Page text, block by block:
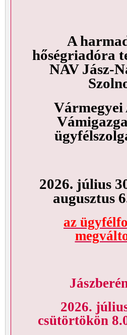
A
hőségriadóra
NAV Jász-
Vármegyei
2026. július
augusztus
az
2026.
csütörtökön